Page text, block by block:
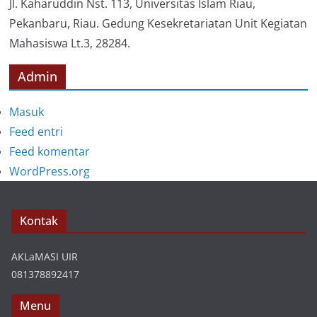
Jl. Kaharuddin Nst. 113, Universitas Islam Riau,
Pekanbaru, Riau. Gedung Kesekretariatan Unit Kegiatan
Mahasiswa Lt.3, 28284.
Admin
Masuk
Feed entri
Feed komentar
WordPress.org
Kontak
AKLaMASI UIR
081378892417
Menu